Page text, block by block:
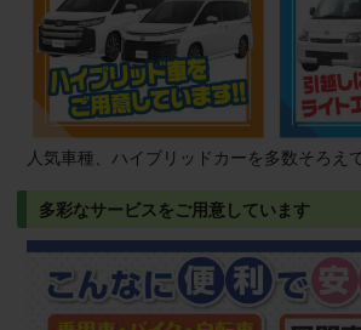
人気車種、ハイブリッドカーを多数そろえ
多彩なサービスをご用意しています